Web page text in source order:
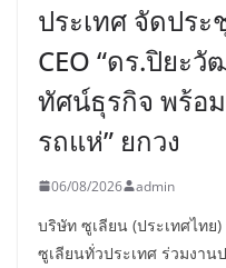
ประเทศ จัดปร
CEO “ดร.ปิยะ
ทัศน์ธุรกิจ พร้อ
รถแห่” ยกวง
06/08/2026 admin
บริษัท ซูเลียน (ประเทศไท
ซูเลียนทั่วประเทศ ร่วมงา